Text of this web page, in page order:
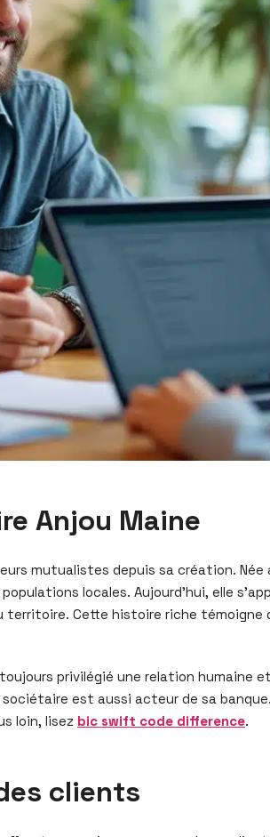
Anjou Maine
mutualistes depuis sa création.
locales. Aujourd’hui, elle
Cette histoire riche témoigne
privilégié une relation humaine
est aussi acteur de sa
loin, lisez bic swift code difference.
clients